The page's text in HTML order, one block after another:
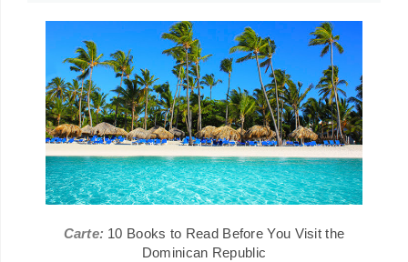
Carte: 10 Books to Read Before You Visit the
Dominican Republic